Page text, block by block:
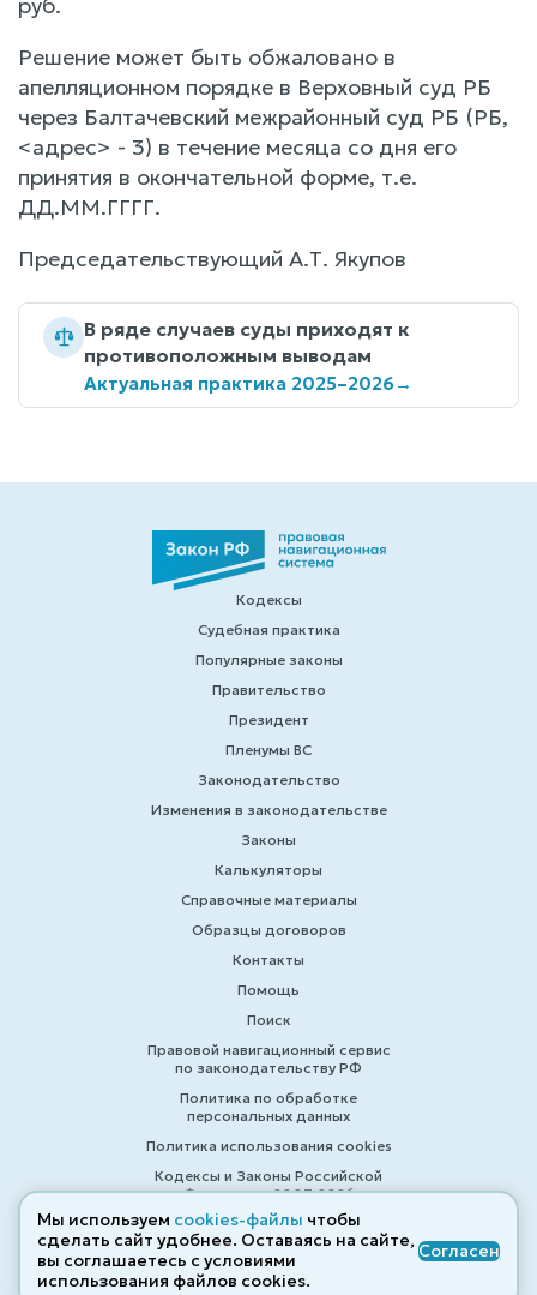
Решение может быть обжаловано в
апелляционном порядке в Верховный суд РБ
через Балтачевский межрайонный суд РБ (РБ,
<адрес> - 3) в течение месяца со дня его
принятия в окончательной форме, т.е.
ДД.ММ.ГГГГ.
Председательствующий А.Т. Якупов
В ряде случаев суды приходят к
противоположным выводам
Актуальная практика 2025–2026→
Кодексы
Судебная практика
Популярные законы
Правительство
Президент
Пленумы ВС
Законодательство
Изменения в законодательстве
Законы
Калькуляторы
Справочные материалы
Образцы договоров
Контакты
Помощь
Поиск
Правовой навигационный сервис
по законодательству РФ
Политика по обработке
персональных данных
Политика использования cookies
Кодексы и Законы Российской
Федерации 2007-2026
© ZAKONRF.INFO
Мы используем cookies-файлы чтобы
сделать сайт удобнее. Оставаясь на сайте,
вы соглашаетесь с условиями
использования файлов cооkies.
Согласен